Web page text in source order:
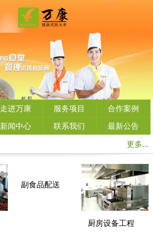
走进万康 服务项目 合作案例
新闻中心 联系我们 最新公告
更多...
副食品配送
厨房设备工程